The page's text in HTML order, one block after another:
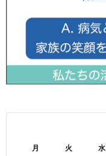
月 火 水